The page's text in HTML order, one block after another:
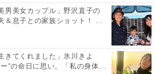
男美女カップル」野沢直子の
＆息子との家族ショット！ ...
きてくれました」氷川きよ
”の命日に思い。「私の身体...